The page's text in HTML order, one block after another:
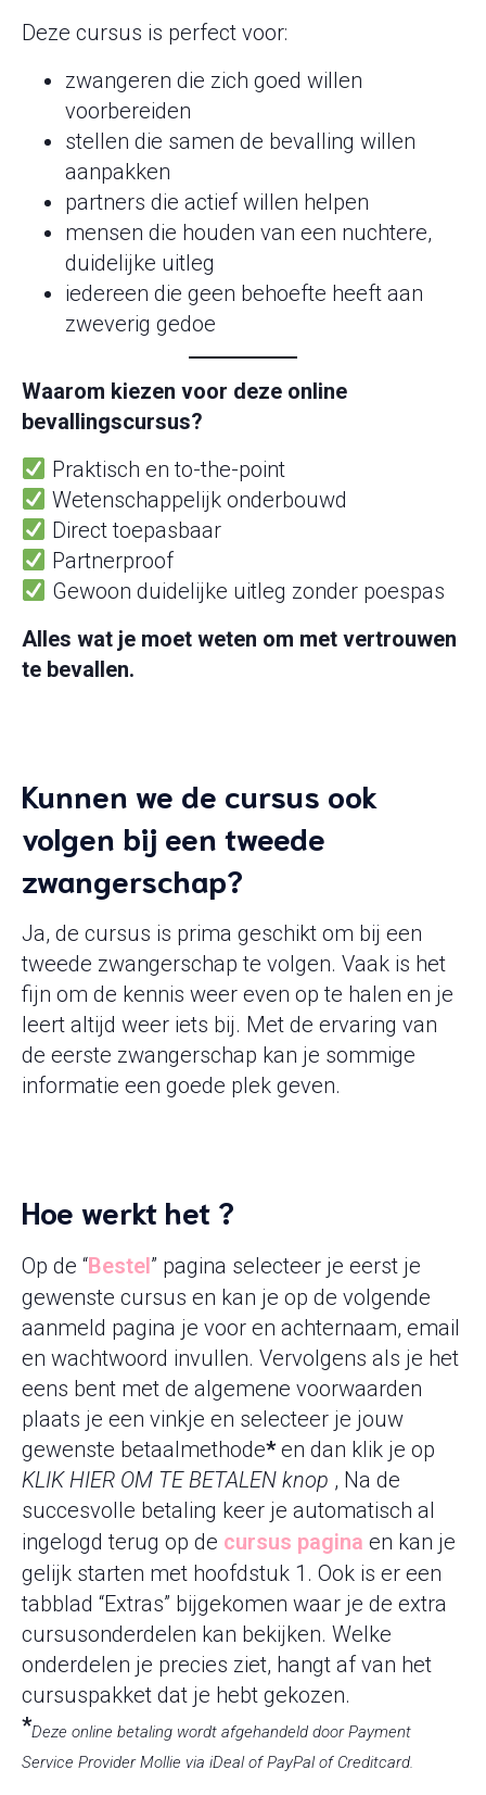
Deze cursus is perfect voor:
zwangeren die zich goed willen
voorbereiden
stellen die samen de bevalling willen
aanpakken
partners die actief willen helpen
mensen die houden van een nuchtere,
duidelijke uitleg
iedereen die geen behoefte heeft aan
zweverig gedoe
Waarom kiezen voor deze online
bevallingscursus?
Praktisch en to-the-point
Wetenschappelijk onderbouwd
Direct toepasbaar
Partnerproof
Gewoon duidelijke uitleg zonder poespas
Alles wat je moet weten om met vertrouwen
te bevallen.
Kunnen we de cursus ook
volgen bij een tweede
zwangerschap?
Ja, de cursus is prima geschikt om bij een
tweede zwangerschap te volgen. Vaak is het
fijn om de kennis weer even op te halen en je
leert altijd weer iets bij. Met de ervaring van
de eerste zwangerschap kan je sommige
informatie een goede plek geven.
Hoe werkt het ?
Op de “Bestel” pagina selecteer je eerst je
gewenste cursus en kan je op de volgende
aanmeld pagina je voor en achternaam, email
en wachtwoord invullen. Vervolgens als je het
eens bent met de algemene voorwaarden
plaats je een vinkje en selecteer je jouw
gewenste betaalmethode*en dan klik je op
KLIK HIER OM TE BETALEN knop , Na de
succesvolle betaling keer je automatisch al
ingelogd terug op de cursus pagina en kan je
gelijk starten met hoofdstuk 1. Ook is er een
tabblad “Extras” bijgekomen waar je de extra
cursusonderdelen kan bekijken. Welke
onderdelen je precies ziet, hangt af van het
cursuspakket dat je hebt gekozen.
*Deze online betaling wordt afgehandeld door Payment
Service Provider Mollie via iDeal of PayPal of Creditcard.